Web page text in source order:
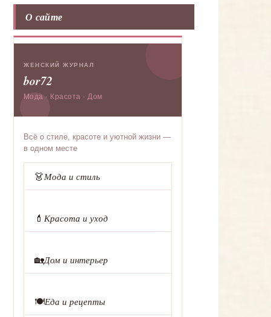
О сайте
ЖЕНСКИЙ ЖУРНАЛ
bor72
Мода · Красота · Дом
Всё о стиле, красоте и уютной жизни —
в одном месте
👗Мода и стиль
💄 Красота и уход
🏡Дом и интерьер
🍽️Еда и рецепты